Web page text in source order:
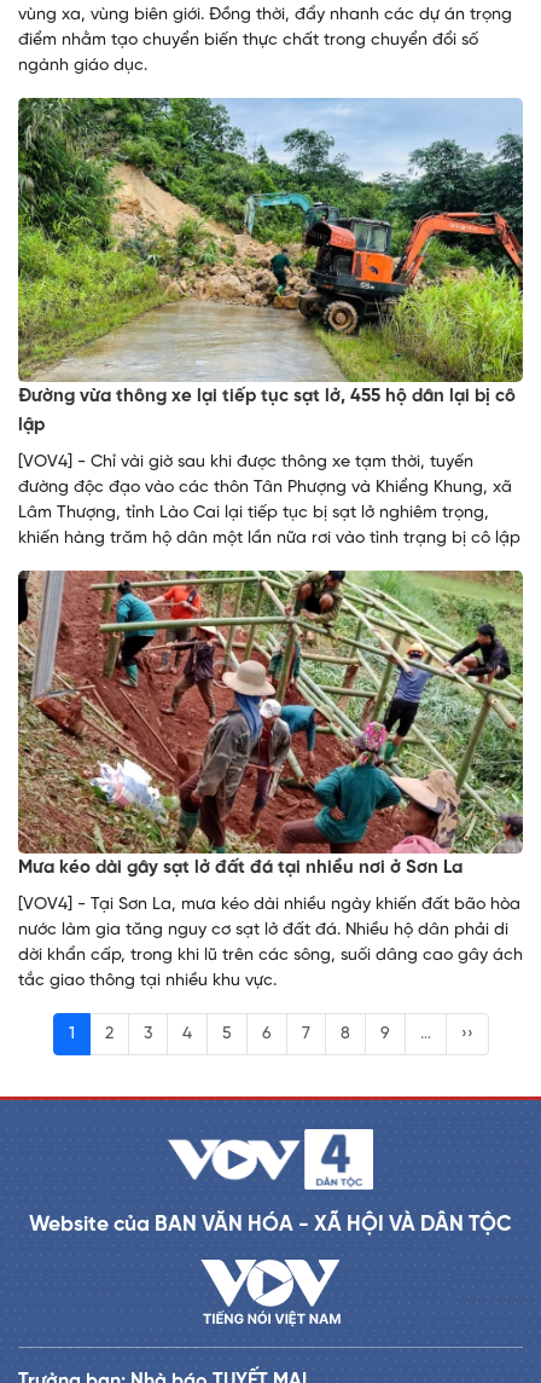
vùng xa, vùng biên giới. Đồng thời, đẩy nhanh các dự án trọng
điểm nhằm tạo chuyển biến thực chất trong chuyển đổi số
ngành giáo dục.
Đường vừa thông xe lại tiếp tục sạt lở, 455 hộ dân lại bị cô
lập
[VOV4] - Chỉ vài giờ sau khi được thông xe tạm thời, tuyến
đường độc đạo vào các thôn Tân Phượng và Khiểng Khung, xã
Lâm Thượng, tỉnh Lào Cai lại tiếp tục bị sạt lở nghiêm trọng,
khiến hàng trăm hộ dân một lần nữa rơi vào tình trạng bị cô lập
Mưa kéo dài gây sạt lở đất đá tại nhiều nơi ở Sơn La
[VOV4] - Tại Sơn La, mưa kéo dài nhiều ngày khiến đất bão hòa
nước làm gia tăng nguy cơ sạt lở đất đá. Nhiều hộ dân phải di
dời khẩn cấp, trong khi lũ trên các sông, suối dâng cao gây ách
tắc giao thông tại nhiều khu vực.
1 2 3 4 5 6 7 8 9 … ››
Website của BAN VĂN HÓA - XÃ HỘI VÀ DÂN TỘC